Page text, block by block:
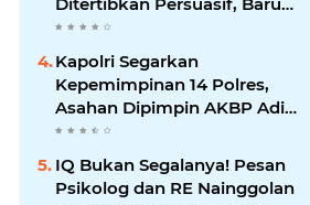
Kelola dengan Baik
Kapolri Segarkan
Kepemimpinan 14 Polres,
Asahan Dipimpin AKBP Adi
Dharma Pramudhita
IQ Bukan Segalanya! Pesan
Psikolog dan RE Nainggolan